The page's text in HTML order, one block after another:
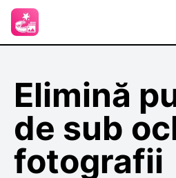
Elimină
de sub
fotografii